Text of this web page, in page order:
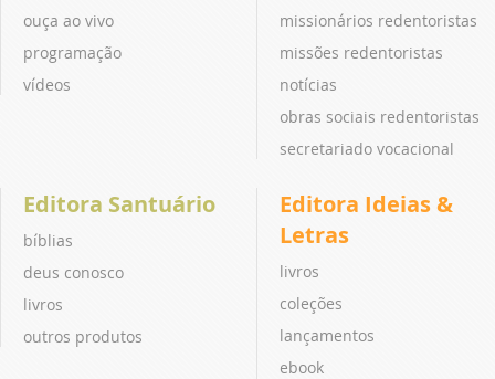
ouça ao vivo
programação
vídeos
missionários redentoristas
missões redentoristas
notícias
obras sociais redentoristas
secretariado vocacional
Editora Santuário
bíblias
deus conosco
livros
outros produtos
Editora Ideias &
Letras
livros
coleções
lançamentos
ebook